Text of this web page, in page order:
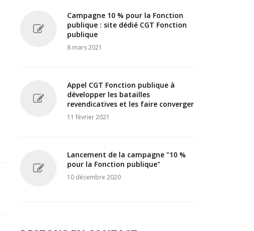
Campagne 10 % pour la Fonction
publique : site dédié CGT Fonction
publique
8 mars 2021
Appel CGT Fonction publique à
développer les batailles
revendicatives et les faire converger
11 février 2021
Lancement de la campagne "10 %
pour la Fonction publique"
10 décembre 2020